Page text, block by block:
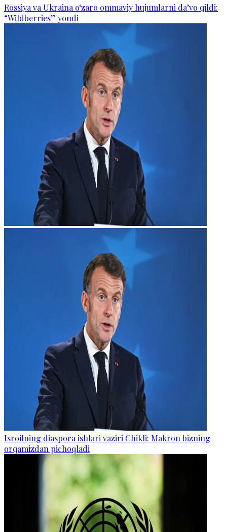
Rossiya va Ukraina o‘zaro ommaviy hujumlarni da’vo qildi:
“Wildberries” yondi
Isroilning diaspora ishlari vaziri Chikli: Makron bizning
orqamizdan pichoqladi